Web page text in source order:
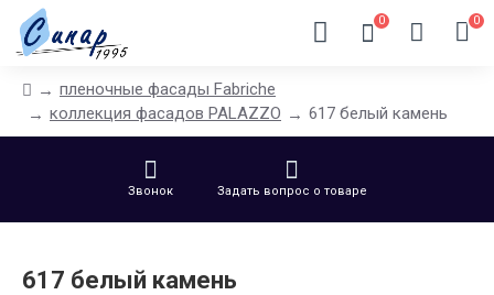
0 0
пленочные фасады Fabriche
коллекция фасадов PALAZZO
617 белый камень
Звонок Задать вопрос о товаре
617 белый камень